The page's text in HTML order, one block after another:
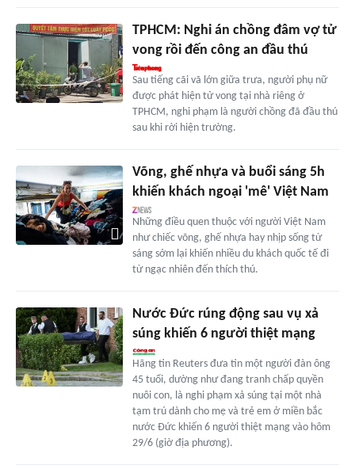
TPHCM: Nghi án chồng đâm vợ tử
vong rồi đến công an đầu thú
Sau tiếng cãi vã lớn giữa trưa, người phụ nữ
được phát hiện tử vong tại nhà riêng ở
TPHCM, nghi phạm là người chồng đã đầu thú
sau khi rời hiện trường.
Võng, ghế nhựa và buổi sáng 5h
khiến khách ngoại 'mê' Việt Nam
Những điều quen thuộc với người Việt Nam
như chiếc võng, ghế nhựa hay nhịp sống từ
sáng sớm lại khiến nhiều du khách quốc tế đi
từ ngạc nhiên đến thích thú.
Nước Đức rúng động sau vụ xả
súng khiến 6 người thiệt mạng
Hãng tin Reuters đưa tin một người đàn ông
45 tuổi, dường như đang tranh chấp quyền
nuôi con, là nghi phạm xả súng tại một nhà
tạm trú dành cho mẹ và trẻ em ở miền bắc
nước Đức khiến 6 người thiệt mạng vào hôm
29/6 (giờ địa phương).